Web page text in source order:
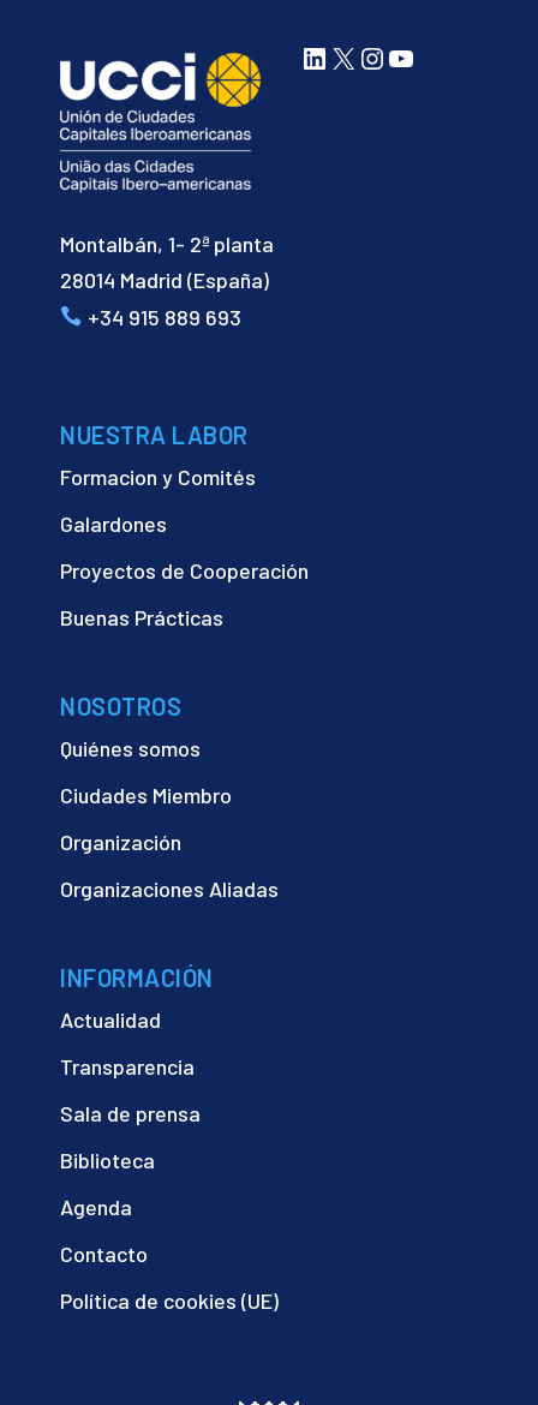
Montalbán, 1- 2ª planta
28014 Madrid (España)
+34 915 889 693
LinkedIn
X Instagram
YouTube
NUESTRA LABOR
Formacion y Comités
Galardones
Proyectos de Cooperación
Buenas Prácticas
NOSOTROS
Quiénes somos
Ciudades Miembro
Organización
Organizaciones Aliadas
INFORMACIÓN
Actualidad
Transparencia
Sala de prensa
Biblioteca
Agenda
Contacto
Política de cookies (UE)